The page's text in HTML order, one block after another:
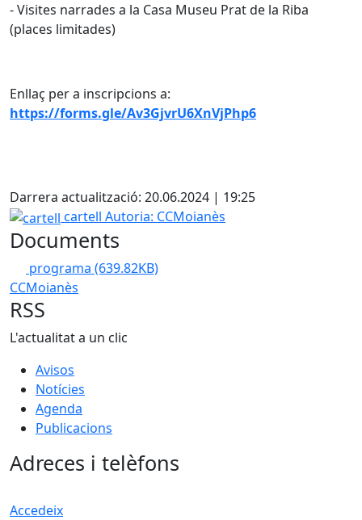
- Visites narrades a la Casa Museu Prat de la Riba
(places limitades)
Enllaç per a inscripcions a:
https://forms.gle/Av3GjvrU6XnVjPhp6
Darrera actualització: 20.06.2024 | 19:25
cartell
cartell Autoria: CCMoianès
Documents
programa (639.82KB)
CCMoianès
RSS
L'actualitat a un clic
Avisos
Notícies
Agenda
Publicacions
Adreces i telèfons
Accedeix